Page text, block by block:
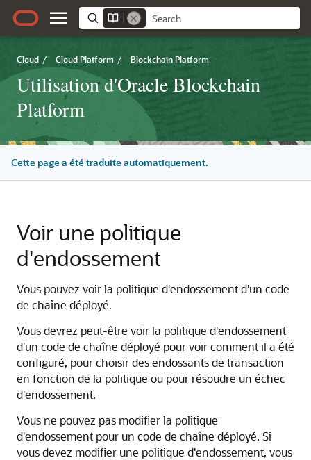
Cloud / Cloud Platform / Blockchain Platform
Utilisation d'Oracle Blockchain
Platform
Cette page a été traduite automatiquement.
Voir une politique
d'endossement
Vous pouvez voir la politique d'endossement d'un code
de chaîne déployé.
Vous devrez peut-être voir la politique d'endossement
d'un code de chaîne déployé pour voir comment il a été
configuré, pour choisir des endossants de transaction
en fonction de la politique ou pour résoudre un échec
d'endossement.
Vous ne pouvez pas modifier la politique
d'endossement pour un code de chaîne déployé. Si
vous devez modifier une politique d'endossement, vous